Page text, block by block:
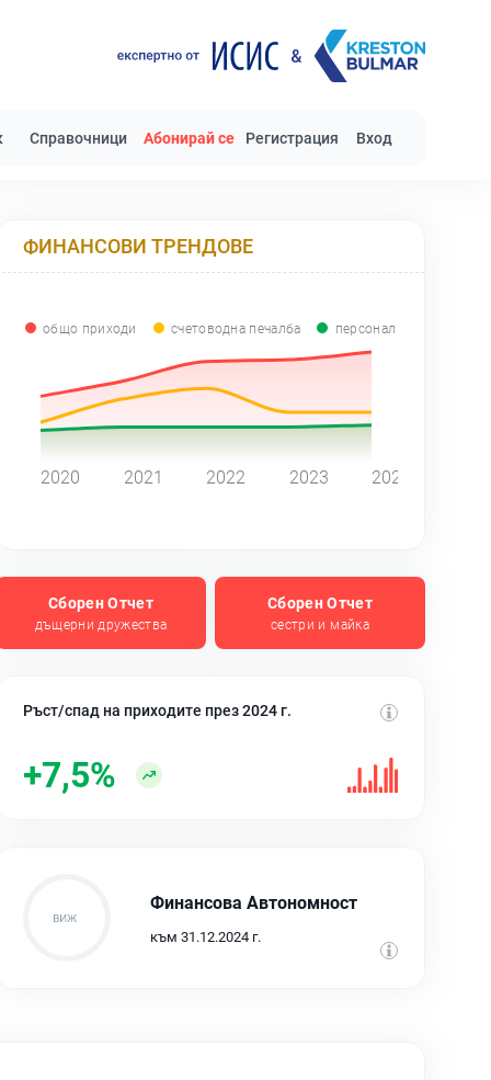
Справочници Абонирай се Регистрация Вход
ФИНАНСОВИ ТРЕНДОВЕ
общо приходи счетоводна печалба персонал
2020 2021 2022 2023 2024
Сборен Отчет
дъщерни дружества
Сборен Отчет
сестри и майка
Ръст/спад на приходите през 2024 г.
+7,5%
Финансова Автономност
към 31.12.2024 г.